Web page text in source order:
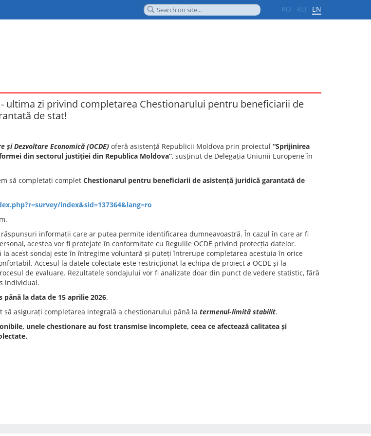
RO RU EN
ultima zi privind completarea Chestionarului pentru beneficiarii de
de stat!
și Dezvoltare Economică (OCDE)oferă asistență Republicii Moldova prin proiectul “Sprijinirea
din sectorul justiției din Republica Moldova”, susținut de Delegația Uniunii Europene în
să completați complet Chestionarul pentru beneficiarii de asistență juridică garantată de
index&sid=137364&lang=ro
informații care ar putea permite identificarea dumneavoastră. În cazul în care ar fi
acestea vor fi protejate în conformitate cu Regulile OCDE privind protecția datelor.
la acest sondaj este în întregime voluntară și puteți întrerupe completarea acestuia în orice
Accesul la datele colectate este restricționat la echipa de proiect a OCDE și la
de evaluare. Rezultatele sondajului vor fi analizate doar din punct de vedere statistic, fără
individual.
până la data de 15 aprilie 2026.
să asigurați completarea integrală a chestionarului până la termenul-limită stabilit.
unele chestionare au fost transmise incomplete, ceea ce afectează calitatea și